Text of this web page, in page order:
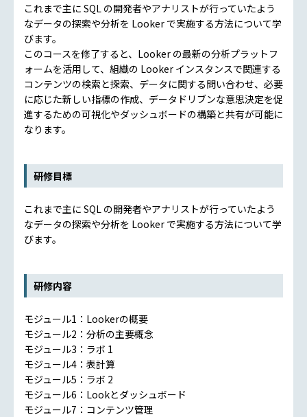
これまで主に SQL の開発者やアナリストが行っていたよう
なデータの探索や分析を Looker で実施する方法について学
びます。
このコースを修了すると、Looker の最新の分析プラットフ
ォームを活用して、組織の Looker インスタンスで関連する
コンテンツの検索と探索、データに関する問い合わせ、必要
に応じた新しい指標の作成、データドリブンな意思決定を促
進するための可視化やダッシュボードの構築と共有が可能に
なります。
研修目標
これまで主に SQL の開発者やアナリストが行っていたよう
なデータの探索や分析を Looker で実施する方法について学
びます。
研修内容
モジュール1：Lookerの概要
モジュール2：分析の主要概念
モジュール3：ラボ 1
モジュール4：表計算
モジュール5：ラボ 2
モジュール6：Lookとダッシュボード
モジュール7：コンテンツ管理